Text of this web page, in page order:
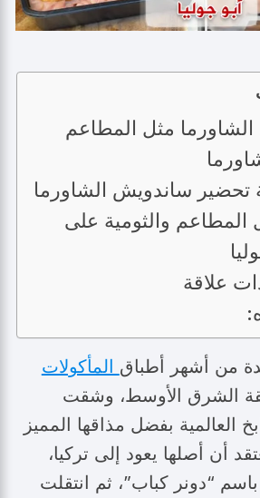
مثل المطاعم
تحضير ساندويش الشاورما
المطاعم والثومية على
علاقة
من أشهر أطباق المأكولات
الشرق الأوسط، وشقت
العالمية بفضل مذاقها المميز
أن أصلها يعود إلى تركيا،
“دونر كباب”، ثم انتقلت